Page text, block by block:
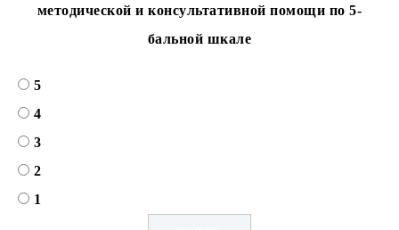
методической и консультативной помощи по 5-
бальной шкале
5
4
3
2
1